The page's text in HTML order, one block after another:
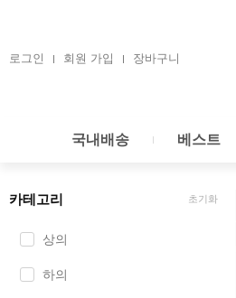
츠로그인 회원 가입 장바구니
국내배송 베스트
카테고리 초기화
상의
하의